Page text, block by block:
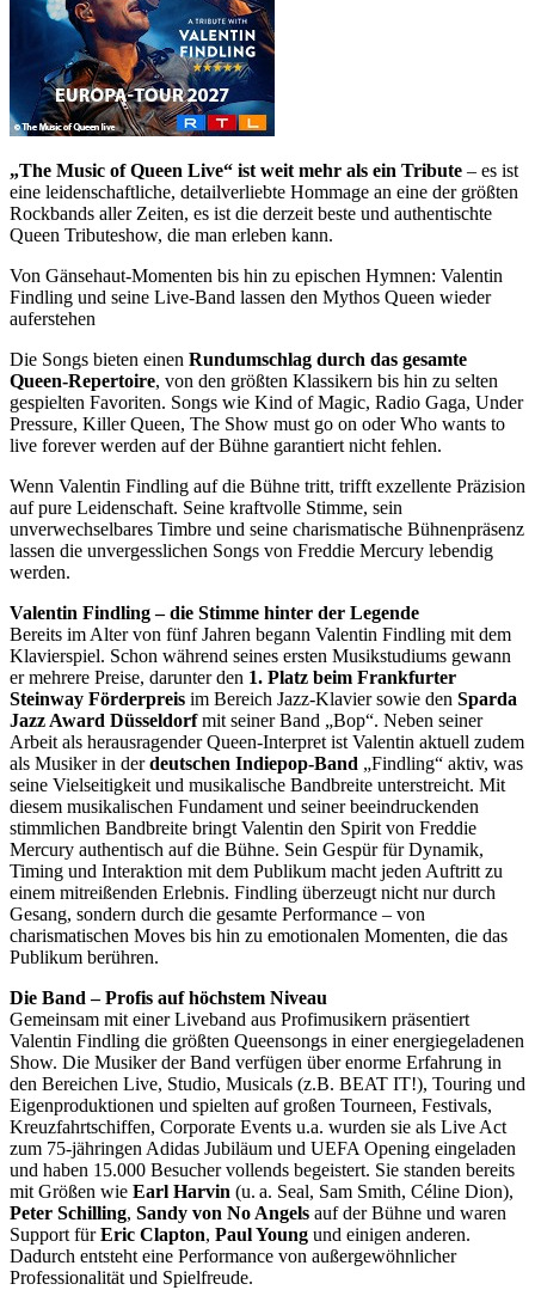
„The Music of Queen Live“ ist weit mehr als ein Tribute – es ist
eine leidenschaftliche, detailverliebte Hommage an eine der größten
Rockbands aller Zeiten, es ist die derzeit beste und authentischte
Queen Tributeshow, die man erleben kann.
Von Gänsehaut-Momenten bis hin zu epischen Hymnen: Valentin
Findling und seine Live-Band lassen den Mythos Queen wieder
auferstehen
Die Songs bieten einen Rundumschlag durch das gesamte
Queen-Repertoire, von den größten Klassikern bis hin zu selten
gespielten Favoriten. Songs wie Kind of Magic, Radio Gaga, Under
Pressure, Killer Queen, The Show must go on oder Who wants to
live forever werden auf der Bühne garantiert nicht fehlen.
Wenn Valentin Findling auf die Bühne tritt, trifft exzellente Präzision
auf pure Leidenschaft. Seine kraftvolle Stimme, sein
unverwechselbares Timbre und seine charismatische Bühnenpräsenz
lassen die unvergesslichen Songs von Freddie Mercury lebendig
werden.
Valentin Findling – die Stimme hinter der Legende
Bereits im Alter von fünf Jahren begann Valentin Findling mit dem
Klavierspiel. Schon während seines ersten Musikstudiums gewann
er mehrere Preise, darunter den 1. Platz beim Frankfurter
Steinway Förderpreis im Bereich Jazz-Klavier sowie den Sparda
Jazz Award Düsseldorfmit seiner Band „Bop“. Neben seiner
Arbeit als herausragender Queen-Interpret ist Valentin aktuell zudem
als Musiker in derdeutschen Indiepop-Band „Findling“ aktiv, was
seine Vielseitigkeit und musikalische Bandbreite unterstreicht. Mit
diesem musikalischen Fundament und seiner beeindruckenden
stimmlichen Bandbreite bringt Valentin den Spirit von Freddie
Mercury authentisch auf die Bühne. Sein Gespür für Dynamik,
Timing und Interaktion mit dem Publikum macht jeden Auftritt zu
einem mitreißenden Erlebnis. Findling überzeugt nicht nur durch
Gesang, sondern durch die gesamte Performance – von
charismatischen Moves bis hin zu emotionalen Momenten, die das
Publikum berühren.
Die Band – Profis auf höchstem Niveau
Gemeinsam mit einer Liveband aus Profimusikern präsentiert
Valentin Findling die größten Queensongs in einer energiegeladenen
Show. Die Musiker der Band verfügen über enorme Erfahrung in
den Bereichen Live, Studio, Musicals (z.B. BEAT IT!), Touring und
Eigenproduktionen und spielten auf großen Tourneen, Festivals,
Kreuzfahrtschiffen, Corporate Events u.a. wurden sie als Live Act
zum 75-jähringen Adidas Jubiläum und UEFA Opening eingeladen
und haben 15.000 Besucher vollends begeistert. Sie standen bereits
mit Größen wie Earl Harvin (u. a. Seal, Sam Smith, Céline Dion),
Peter Schilling, Sandy von No Angels auf der Bühne und waren
Support fürEric Clapton, Paul Young und einigen anderen.
Dadurch entsteht eine Performance von außergewöhnlicher
Professionalität und Spielfreude.